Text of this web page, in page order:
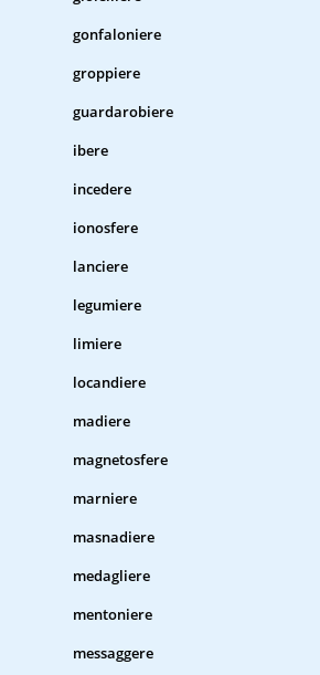
gonfaloniere
groppiere
guardarobiere
ibere
incedere
ionosfere
lanciere
legumiere
limiere
locandiere
madiere
magnetosfere
marniere
masnadiere
medagliere
mentoniere
messaggere